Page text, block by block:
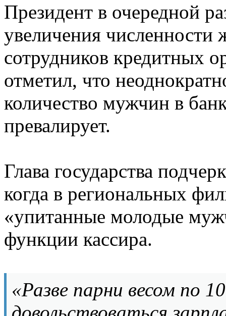
Президент в очередной
увеличения численности
сотрудников кредитных
отметил, что
количество мужчин в
превалирует.
Глава государства
когда в региональных
«упитанные молодые
функции кассира.
«Разве парни весом по